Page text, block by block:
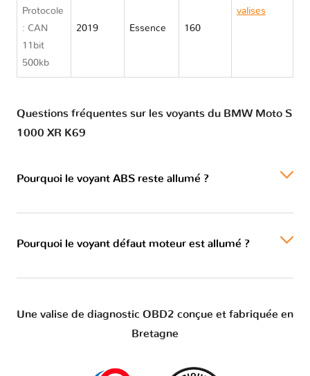
Protocole
: CAN
11bit
500kb
2019 Essence 160
valises
Questions fréquentes sur les voyants du BMW Moto S
1000 XR K69
Pourquoi le voyant ABS reste allumé ?
Pourquoi le voyant défaut moteur est allumé ?
Une valise de diagnostic OBD2 conçue et fabriquée en
Bretagne